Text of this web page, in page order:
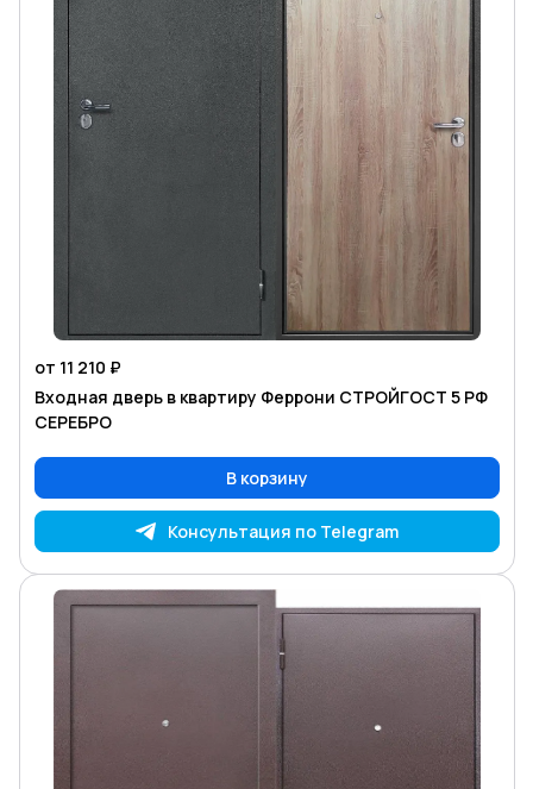
от 11 210 ₽
Входная дверь в квартиру Феррони СТРОЙГОСТ 5 РФ
СЕРЕБРО
В корзину
Консультация по Telegram